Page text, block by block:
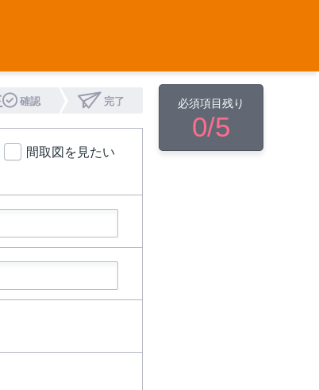
確認 完了
間取図を見たい
必須項目残り
0/5